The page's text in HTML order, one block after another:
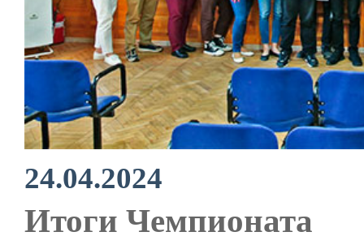
24.04.2024
Итоги Чемпионата